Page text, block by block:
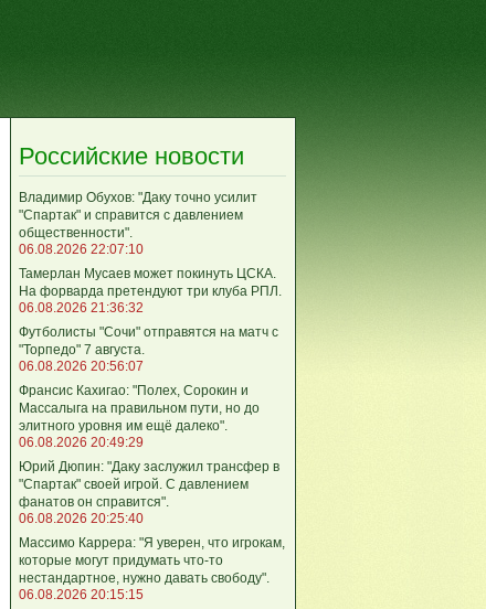
Российские новости
Владимир Обухов: "Даку точно усилит
"Спартак" и справится с давлением
общественности".
06.08.2026 22:07:10
Тамерлан Мусаев может покинуть ЦСКА.
На форварда претендуют три клуба РПЛ.
06.08.2026 21:36:32
Футболисты "Сочи" отправятся на матч с
"Торпедо" 7 августа.
06.08.2026 20:56:07
Франсис Кахигао: "Полех, Сорокин и
Массалыга на правильном пути, но до
элитного уровня им ещё далеко".
06.08.2026 20:49:29
Юрий Дюпин: "Даку заслужил трансфер в
"Спартак" своей игрой. С давлением
фанатов он справится".
06.08.2026 20:25:40
Массимо Каррера: "Я уверен, что игрокам,
которые могут придумать что-то
нестандартное, нужно давать свободу".
06.08.2026 20:15:15